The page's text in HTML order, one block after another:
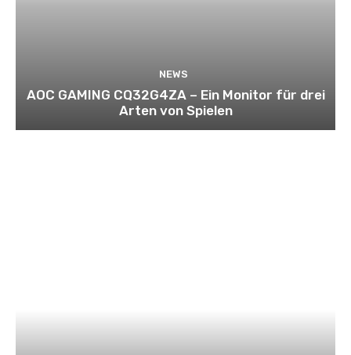
NEWS
AOC GAMING CQ32G4ZA – Ein Monitor für drei
Arten von Spielen